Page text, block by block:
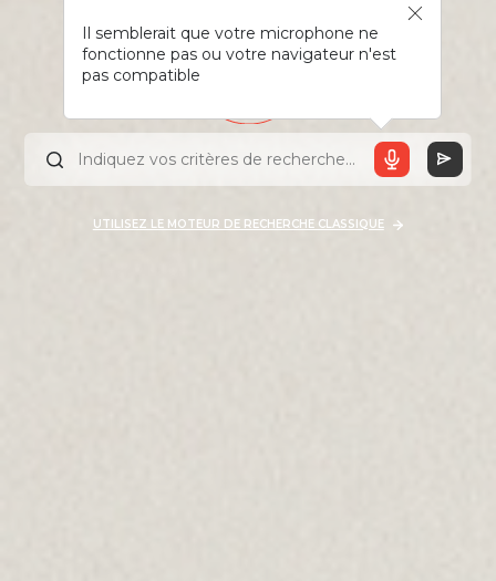
Il semblerait que votre microphone ne
fonctionne pas ou votre navigateur n'est
pas compatible
UTILISEZ LE MOTEUR DE RECHERCHE CLASSIQUE